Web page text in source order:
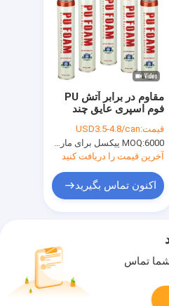
مقاوم در برابر آتش PU
فوم اسپری عایق چند
اورتان فوم
قیمت:USD3.5-4.8/can
MOQ:6000 پیکسل برای مارک Aristo، 15000 پیکسل برای نام تجاری مشتری
آخرین قیمت را دریافت کنید
اکنون تماس بگیرید
شما تماس